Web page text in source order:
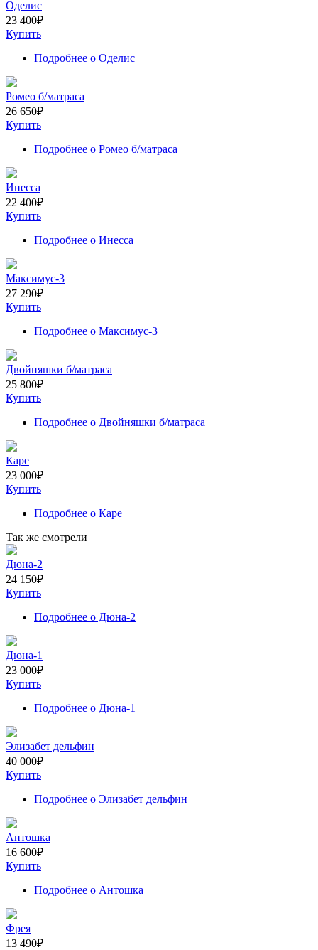
Оделис
23 400₽
Купить
Подробнее о Оделис
Ромео б/матраса
26 650₽
Купить
Подробнее о Ромео б/матраса
Инесса
22 400₽
Купить
Подробнее о Инесса
Максимус-3
27 290₽
Купить
Подробнее о Максимус-3
Двойняшки б/матраса
25 800₽
Купить
Подробнее о Двойняшки б/матраса
Каре
23 000₽
Купить
Подробнее о Каре
Так же смотрели
Дюна-2
24 150₽
Купить
Подробнее о Дюна-2
Дюна-1
23 000₽
Купить
Подробнее о Дюна-1
Элизабет дельфин
40 000₽
Купить
Подробнее о Элизабет дельфин
Антошка
16 600₽
Купить
Подробнее о Антошка
Фрея
13 490₽